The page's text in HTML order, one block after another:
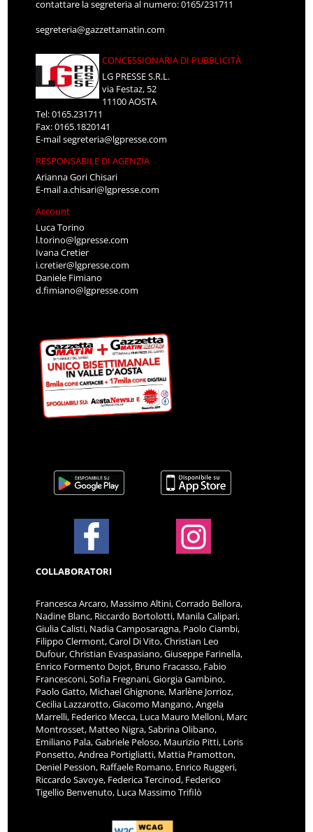
contattare la segreteria al numero: 0165/231711
segreteria@gazzettamatin.com
CONCESSIONARIA DI PUBBLICITÀ
LG PRESSE S.R.L.
via Festaz, 52
11100 AOSTA
Tel: 0165.231711
Fax: 0165.1820141
E-mailsegreteria@lgpresse.com
RESPONSABILE DI AGENZIA
Arianna Gori Chisari
E-maila.chisari@lgpresse.com
Account
Luca Torino
l.torino@lgpresse.com
Ivana Cretier
i.cretier@lgpresse.com
Daniele Fimiano
d.fimiano@lgpresse.com
COLLABORATORI
Francesca Arcaro, Massimo Altini, Corrado Bellora,
Nadine Blanc, Riccardo Bortolotti, Manila Calipari,
Giulia Calisti, Nadia Camposaragna, Paolo Ciambi,
Filippo Clermont, Carol Di Vito, Christian Leo
Dufour, Christian Evaspasiano, Giuseppe Farinella,
Enrico Formento Dojot, Bruno Fracasso, Fabio
Francesconi, Sofia Fregnani, Giorgia Gambino,
Paolo Gatto, Michael Ghignone, Marlène Jorrioz,
Cecilia Lazzarotto, Giacomo Mangano, Angela
Marrelli, Federico Mecca, Luca Mauro Melloni, Marc
Montrosset, Matteo Nigra, Sabrina Olibano,
Emiliano Pala, Gabriele Peloso, Maurizio Pitti, Loris
Ponsetto, Andrea Portigliatti, Mattia Pramotton,
Deniel Pession, Raffaele Romano, Enrico Ruggeri,
Riccardo Savoye, Federica Tercinod, Federico
Tigellio Benvenuto, Luca Massimo Trifilò